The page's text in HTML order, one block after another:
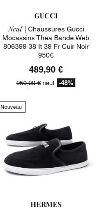
GUCCI
Neuf | Chaussures Gucci
Mocassins Thea Bande Web
806399 38 It 39 Fr Cuir Noir
950€
489,90 €
950,00 € neuf -48%
Nouveau
HERMES